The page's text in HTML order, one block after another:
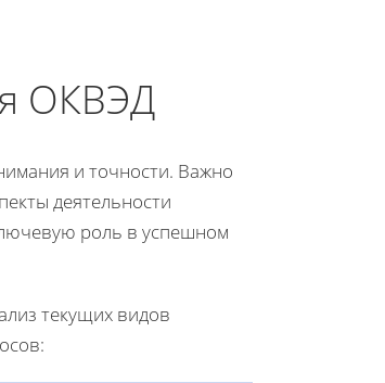
ОКВЭД
и точности. Важно
деятельности
роль в успешном
текущих видов